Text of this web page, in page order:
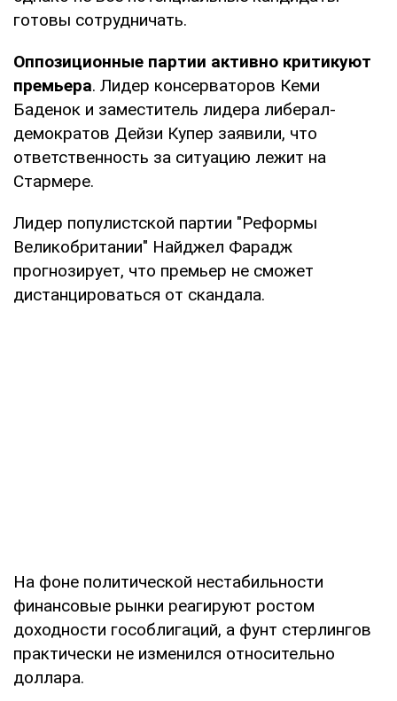
готовы сотрудничать.
Оппозиционные партии активно критикуют
премьера. Лидер консерваторов Кеми
Баденок и заместитель лидера либерал-
демократов Дейзи Купер заявили, что
ответственность за ситуацию лежит на
Стармере.
Лидер популистской партии "Реформы
Великобритании" Найджел Фарадж
прогнозирует, что премьер не сможет
дистанцироваться от скандала.
На фоне политической нестабильности
финансовые рынки реагируют ростом
доходности гособлигаций, а фунт стерлингов
практически не изменился относительно
доллара.